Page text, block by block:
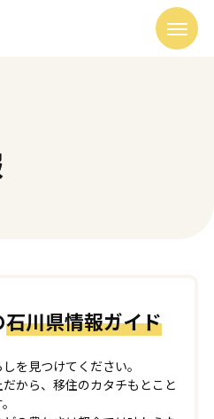
石川県情報ガイド
を見つけてください。
から、移住のカタチもとこと